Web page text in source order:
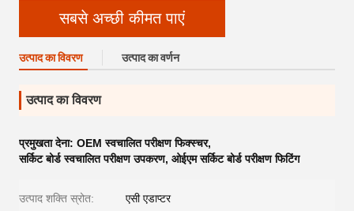
सबसे अच्छी कीमत पाएं
उत्पाद का विवरण उत्पाद का वर्णन
उत्पाद का विवरण
प्रमुखता देना: OEM स्वचालित परीक्षण फिक्स्चर,
सर्किट बोर्ड स्वचालित परीक्षण उपकरण, ओईएम सर्किट बोर्ड परीक्षण फिटिंग
उत्पाद शक्ति स्रोत: एसी एडाप्टर